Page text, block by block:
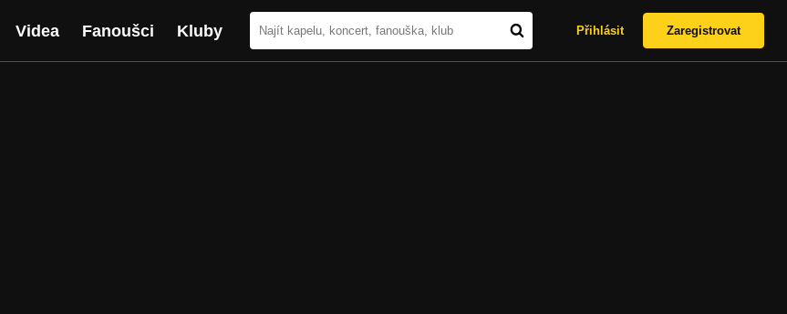
Videa Fanoušci Kluby Přihlásit Zaregistrovat